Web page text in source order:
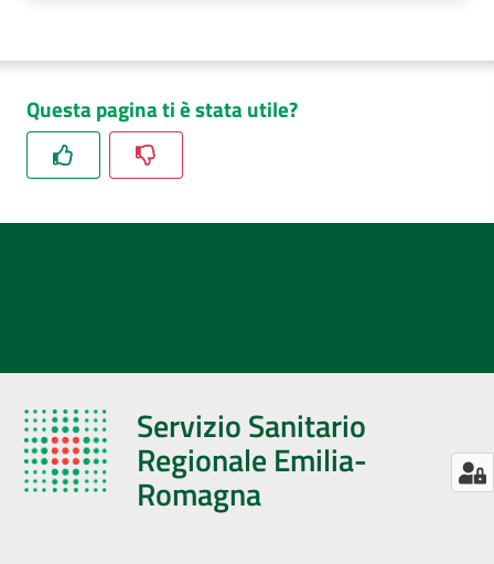
Questa pagina ti è stata utile?
Servizio Sanitario
Regionale Emilia-
Romagna